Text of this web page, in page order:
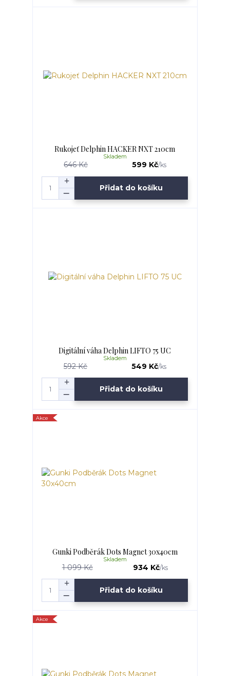
Rukojeť Delphin HACKER NXT 210cm
646 Kč 599 Kč/ks
Skladem
Přidat do košíku
Digitální váha Delphin LIFTO 75 UC
592 Kč 549 Kč/ks
Skladem
Přidat do košíku
Akce
Gunki Podběrák Dots Magnet 30x40cm
1 099 Kč 934 Kč/ks
Skladem
Přidat do košíku
Akce